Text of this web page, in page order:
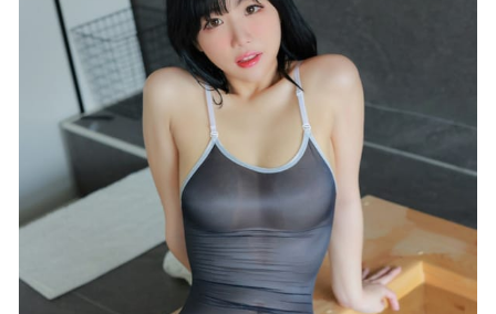
yuuhui玉汇 – NO.05 游泳部学姐自拍[30P/107MB]
[Xiuren秀人网]2025.09.11 NO.10754 姜冉冉
_Renee@[79P/813.66MB]
2026-04-18
水淼aqua – NO.254 崩坏·星穹铁道-阿格莱雅[91P-128MB]
2026-07-01
起司块wii – NO.039 夜兰自拍[54P-433MB]
2025-08-01